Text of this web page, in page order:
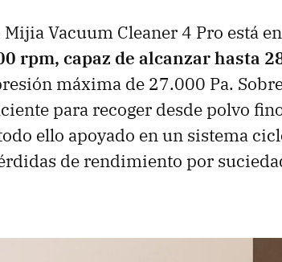
Vacuum Cleaner 4 Pro está
rpm, capaz de alcanzar hasta
máxima de 27.000 Pa.
para recoger desde polvo
ello apoyado en un sistema
de rendimiento por